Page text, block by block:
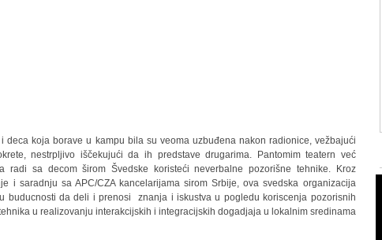
i deca koja borave u kampu bila su veoma uzbuđena nakon radionice, vežbajući
nestrpljivo iščekujući da ih predstave drugarima. Pantomim teatern već
radi sa decom širom Švedske koristeći neverbalne pozorišne tehnike. Kroz
i saradnju sa APC/CZA kancelarijama sirom Srbije, ova svedska organizacija
buducnosti da deli i prenosi znanja i iskustva u pogledu koriscenja pozorisnih
u realizovanju interakcijskih i integracijskih dogadjaja u lokalnim sredinama.